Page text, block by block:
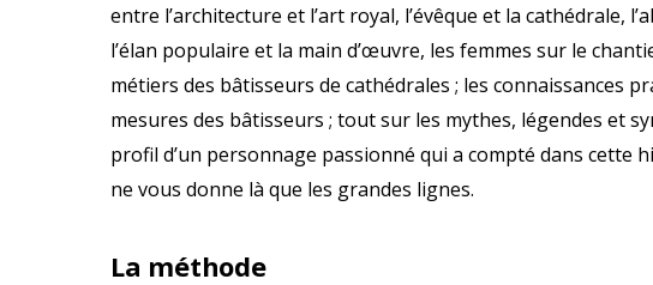
entre l’architecture et l’art royal, l’évêque et la cathédrale,
l’élan populaire et la main d’œuvre, les femmes sur le
métiers des bâtisseurs de cathédrales ; les connaissances
mesures des bâtisseurs ; tout sur les mythes, légendes et
profil d’un personnage passionné qui a compté dans cette
ne vous donne là que les grandes lignes.
La méthode